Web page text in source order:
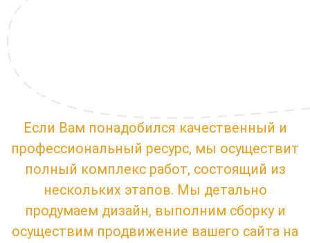
Если Вам понадобился качественный и
профессиональный ресурс, мы осуществит
полный комплекс работ, состоящий из
нескольких этапов. Мы детально
продумаем дизайн, выполним сборку и
осуществим продвижение вашего сайта на